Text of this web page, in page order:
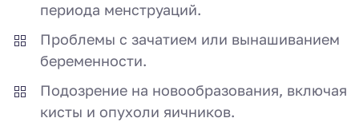
периода менструаций.
Проблемы с зачатием или вынашиванием
беременности.
Подозрение на новообразования, включая
кисты и опухоли яичников.